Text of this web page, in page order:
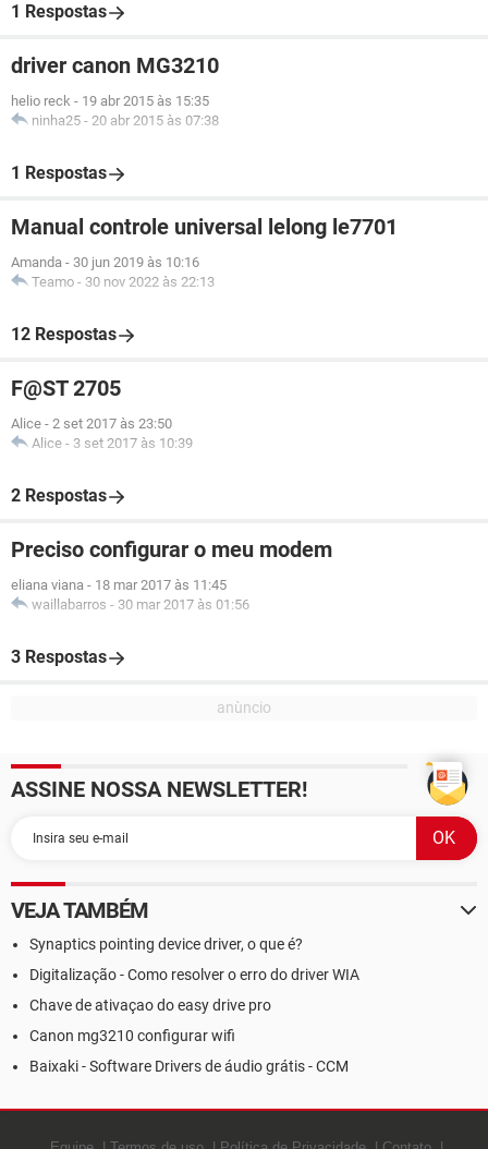
1 Respostas
driver canon MG3210
helio reck - 19 abr 2015 às 15:35
ninha25 - 20 abr 2015 às 07:38
1 Respostas
Manual controle universal lelong le7701
Amanda - 30 jun 2019 às 10:16
Teamo - 30 nov 2022 às 22:13
12 Respostas
F@ST 2705
Alice - 2 set 2017 às 23:50
Alice - 3 set 2017 às 10:39
2 Respostas
Preciso configurar o meu modem
eliana viana - 18 mar 2017 às 11:45
waillabarros - 30 mar 2017 às 01:56
3 Respostas
ASSINE NOSSA NEWSLETTER!
VEJA TAMBÉM
Synaptics pointing device driver, o que é?
Digitalização - Como resolver o erro do driver WIA
Chave de ativaçao do easy drive pro
Canon mg3210 configurar wifi
Baixaki - Software Drivers de áudio grátis - CCM